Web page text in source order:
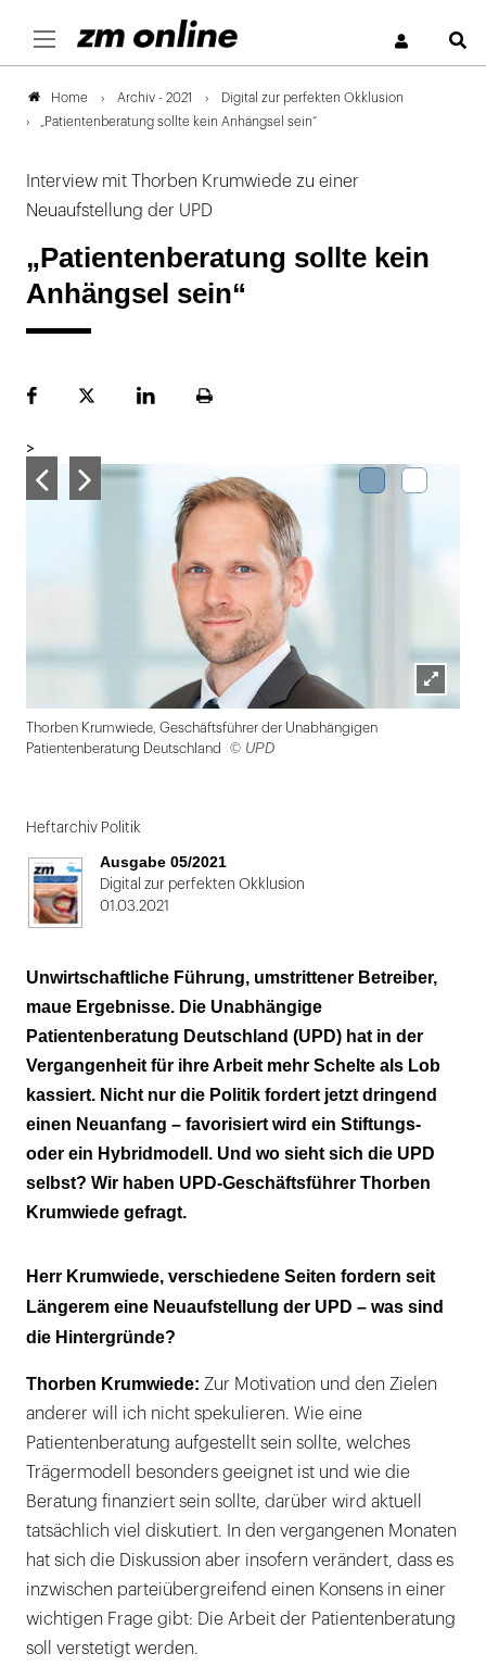
Home Archiv - 2021
Digital zur perfekten Okklusion
„Patientenberatung sollte kein Anhängsel sein“
Interview mit Thorben Krumwiede zu einer
Neuaufstellung der UPD
„Patientenberatung sollte kein
Anhängsel sein“
FacebookPlattformLinekdInSeite
>
Lightbox
Thorben Krumwiede, Geschäftsführer der Unabhängigen
Patientenberatung Deutschland
© UPD
1
von
2
Heftarchiv Politik
Ausgabe 05/2021
Digital zur perfekten Okklusion
01.03.2021
Unwirtschaftliche Führung, umstrittener Betreiber,
maue Ergebnisse. Die Unabhängige
Patientenberatung Deutschland (UPD) hat in der
Vergangenheit für ihre Arbeit mehr Schelte als Lob
kassiert. Nicht nur die Politik fordert jetzt dringend
einen Neuanfang – favorisiert wird ein Stiftungs-
oder ein Hybridmodell. Und wo sieht sich die UPD
selbst? Wir haben UPD-Geschäftsführer Thorben
Krumwiede gefragt.
Herr Krumwiede, verschiedene Seiten fordern seit
Längerem eine Neuaufstellung der UPD – was sind
die Hintergründe?
Thorben Krumwiede: Zur Motivation und den Zielen
anderer will ich nicht spekulieren. Wie eine
Patientenberatung aufgestellt sein sollte, welches
Trägermodell besonders geeignet ist und wie die
Beratung finanziert sein sollte, darüber wird aktuell
tatsächlich viel diskutiert. In den vergangenen Monaten
hat sich die Diskussion aber insofern verändert, dass es
inzwischen parteiübergreifend einen Konsens in einer
wichtigen Frage gibt: Die Arbeit der Patientenberatung
soll verstetigt werden.